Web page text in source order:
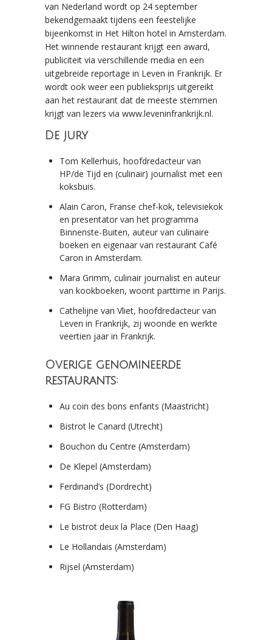
van Nederland wordt op 24 september
bekendgemaakt tijdens een feestelijke
bijeenkomst in Het Hilton hotel in Amsterdam.
Het winnende restaurant krijgt een award,
publiciteit via verschillende media en een
uitgebreide reportage in Leven in Frankrijk. Er
wordt ook weer een publieksprijs uitgereikt
aan het restaurant dat de meeste stemmen
krijgt van lezers via www.leveninfrankrijk.nl.
De jury
Tom Kellerhuis, hoofdredacteur van
HP/de Tijd en (culinair) journalist met een
koksbuis.
Alain Caron, Franse chef-kok, televisiekok
en presentator van het programma
Binnenste-Buiten, auteur van culinaire
boeken en eigenaar van restaurant Café
Caron in Amsterdam.
Mara Grimm, culinair journalist en auteur
van kookboeken, woont parttime in Parijs.
Cathelijne van Vliet, hoofdredacteur van
Leven in Frankrijk, zij woonde en werkte
veertien jaar in Frankrijk.
Overige genomineerde
restaurants:
Au coin des bons enfants (Maastricht)
Bistrot le Canard (Utrecht)
Bouchon du Centre (Amsterdam)
De Klepel (Amsterdam)
Ferdinand’s (Dordrecht)
FG Bistro (Rotterdam)
Le bistrot deux la Place (Den Haag)
Le Hollandais (Amsterdam)
Rijsel (Amsterdam)